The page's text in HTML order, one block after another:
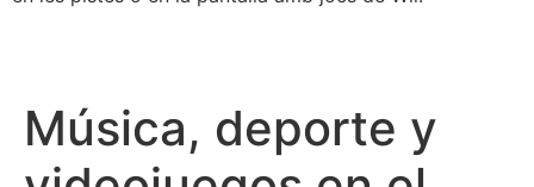
Música, deporte y